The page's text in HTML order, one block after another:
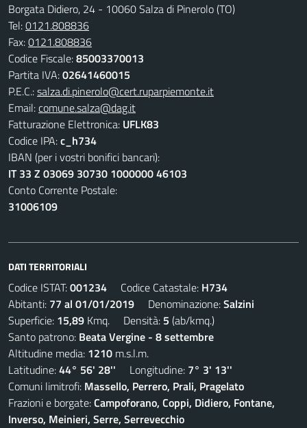
Borgata Didiero, 24 - 10060 Salza di Pinerolo (TO)
Tel:0121.808836
Fax:0121.808836
Codice Fiscale:85003370013
Partita IVA:02641460015
P.E.C.:salza.di.pinerolo@cert.ruparpiemonte.it
Email:comune.salza@dag.it
Fatturazione Elettronica: UFLK83
Codice IPA:c_h734
IBAN (per i vostri bonifici bancari):
IT 33 Z 03069 30730 1000000 46103
Conto Corrente Postale:
31006109
DATI TERRITORIALI
Codice ISTAT:001234 Codice Catastale: H734
Abitanti: 77 al 01/01/2019 Denominazione:Salzini
Superficie: 15,89 Kmq. Densità: 5 (ab/kmq.)
Santo patrono: Beata Vergine - 8 settembre
Altitudine media: 1210 m.s.l.m.
Latitudine:44° 56' 28'' Longitudine: 7° 3' 13''
Comuni limitrofi: Massello, Perrero, Prali, Pragelato
Frazioni e borgate:Campoforano, Coppi, Didiero, Fontane,
Inverso, Meinieri, Serre, Serrevecchio